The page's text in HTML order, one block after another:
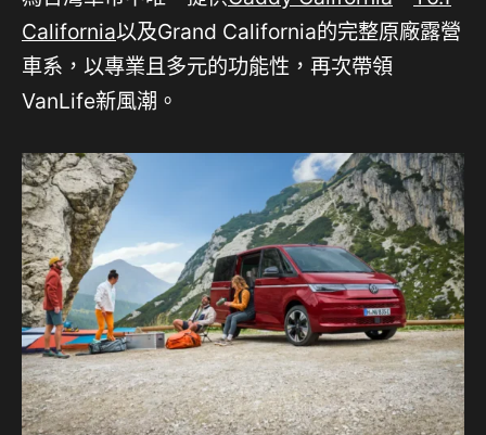
California以及Grand California的完整原廠露營
車系，以專業且多元的功能性，再次帶領
VanLife新風潮。